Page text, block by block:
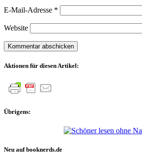
E-Mail-Adresse *
Website
Aktionen für diesen Artikel:
Übrigens:
Neu auf booknerds.de